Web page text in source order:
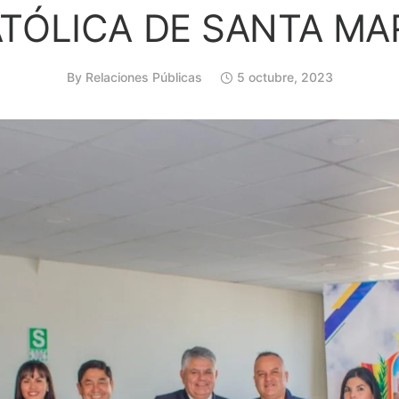
DE SANTA
By Relaciones Públicas 5 octubre, 2023